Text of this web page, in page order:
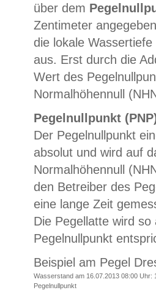
über dem
Zentimeter
die lokale
aus. Erst durch die
Wert des
Normalhöhennull
Pegelnullpunkt
Der Pegelnullpunkt
absolut und wird auf
Normalhöhennull
den Betreiber des
eine lange Zeit
Die Pegellatte wird
Pegelnullpunkt
Beispiel am Pegel
Wasserstand am 16.07.2013 08:00 Uhr:
Pegelnullpunkt